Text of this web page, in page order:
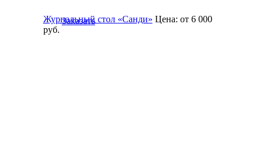
Журнальный стол «Санди» Цена: от 6 000
руб.
Заказать